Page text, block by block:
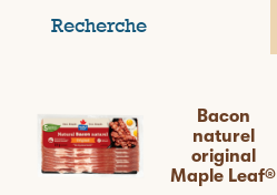
Recherche
Bacon
naturel
original
Maple Leaf®